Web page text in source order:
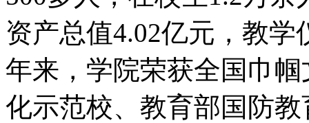
资产总值4.02亿元，教
年来，学院荣获全国巾
化示范校、教育部国防